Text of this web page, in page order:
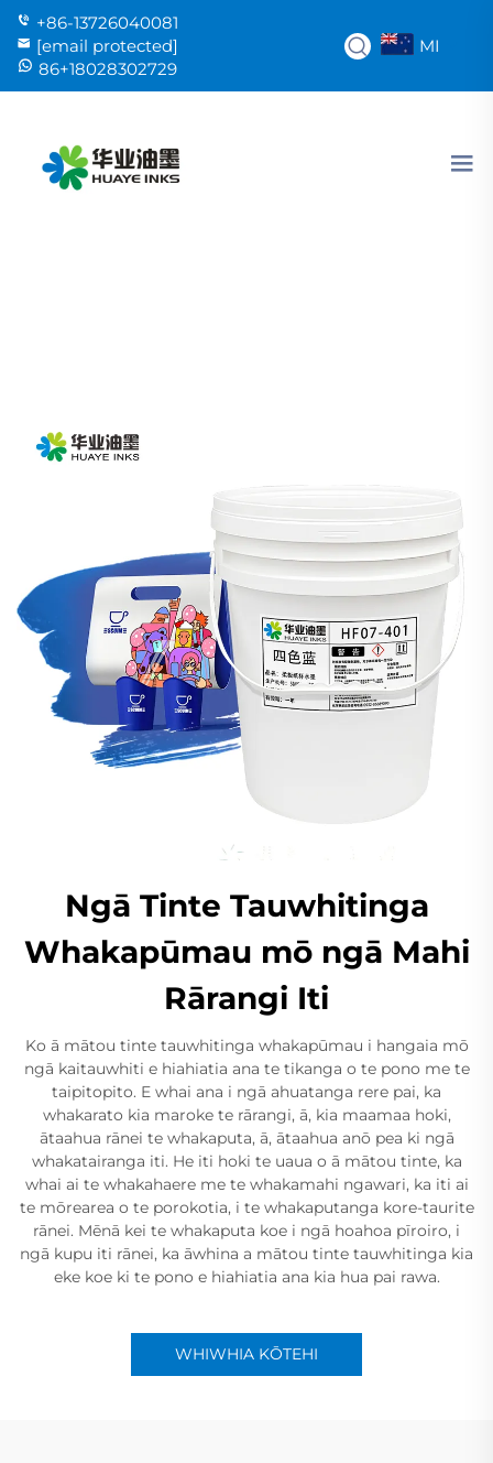
+86-13726040081
[email protected]
86+18028302729
MI
Ngā Tinte Tauwhitinga
Whakapūmau mō ngā Mahi
Rārangi Iti
Ko ā mātou tinte tauwhitinga whakapūmau i hangaia mō
ngā kaitauwhiti e hiahiatia ana te tikanga o te pono me te
taipitopito. E whai ana i ngā ahuatanga rere pai, ka
whakarato kia maroke te rārangi, ā, kia maamaa hoki,
ātaahua rānei te whakaputa, ā, ātaahua anō pea ki ngā
whakatairanga iti. He iti hoki te uaua o ā mātou tinte, ka
whai ai te whakahaere me te whakamahi ngawari, ka iti ai
te mōrearea o te porokotia, i te whakaputanga kore-taurite
rānei. Mēnā kei te whakaputa koe i ngā hoahoa pīroiro, i
ngā kupu iti rānei, ka āwhina a mātou tinte tauwhitinga kia
eke koe ki te pono e hiahiatia ana kia hua pai rawa.
WHIWHIA KŌTEHI